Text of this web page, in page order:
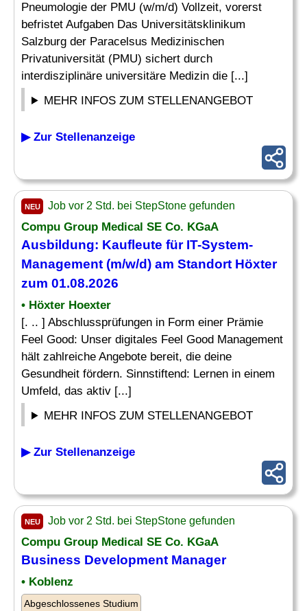
Pneumologie der PMU (w/m/d) Vollzeit, vorerst
befristet Aufgaben Das Universitätsklinikum
Salzburg der Paracelsus Medizinischen
Privatuniversität (PMU) sichert durch
interdisziplinäre universitäre Medizin die [...]
MEHR INFOS ZUM STELLENANGEBOT
▶ Zur Stellenanzeige
NEU Job vor 2 Std. bei StepStone gefunden
Compu Group Medical SE Co. KGaA
Ausbildung: Kaufleute für IT-System-
Management (m/w/d) am Standort Höxter
zum 01.08.2026
• Höxter Hoexter
[. .. ] Abschlussprüfungen in Form einer Prämie
Feel Good: Unser digitales Feel Good Management
hält zahlreiche Angebote bereit, die deine
Gesundheit fördern. Sinnstiftend: Lernen in einem
Umfeld, das aktiv [...]
MEHR INFOS ZUM STELLENANGEBOT
▶ Zur Stellenanzeige
NEU Job vor 2 Std. bei StepStone gefunden
Compu Group Medical SE Co. KGaA
Business Development Manager
• Koblenz
Abgeschlossenes Studium